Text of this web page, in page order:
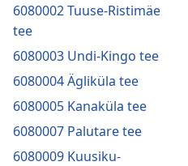
6080002 Tuuse-Ristimäe
tee
6080003 Undi-Kingo tee
6080004 Ägliküla tee
6080005 Kanaküla tee
6080007 Palutare tee
6080009 Kuusiku-